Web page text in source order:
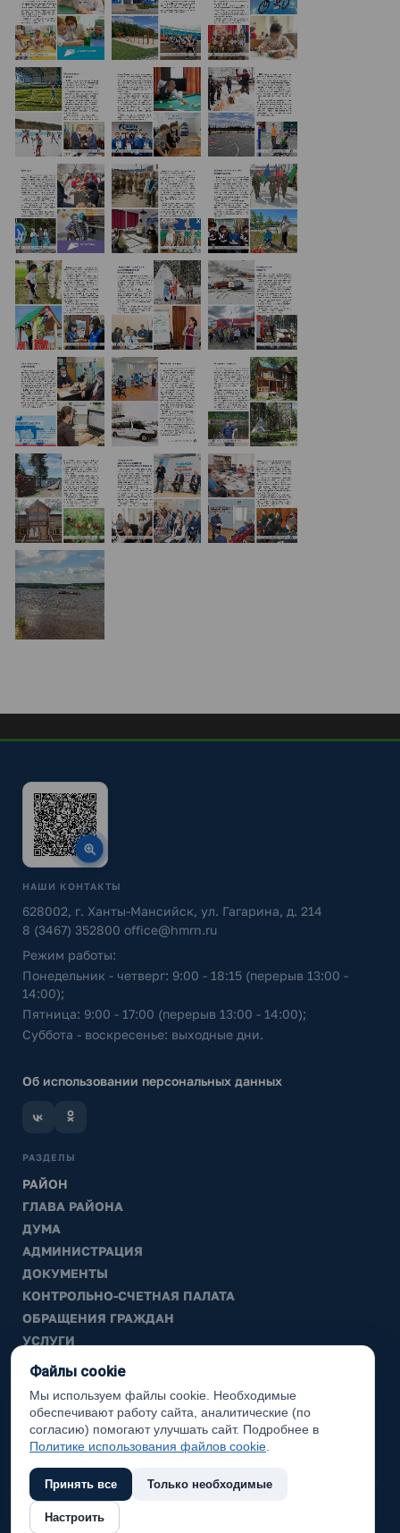
НАШИ КОНТАКТЫ
628002, г. Ханты-Мансийск, ул. Гагарина, д. 214
8 (3467) 352800 office@hmrn.ru
Режим работы:
Понедельник - четверг: 9:00 - 18:15 (перерыв 13:00 -
14:00);
Пятница: 9:00 - 17:00 (перерыв 13:00 - 14:00);
Суббота - воскресенье: выходные дни.
Об использовании персональных данных
РАЗДЕЛЫ
РАЙОН
ГЛАВА РАЙОНА
ДУМА
АДМИНИСТРАЦИЯ
ДОКУМЕНТЫ
КОНТРОЛЬНО-СЧЕТНАЯ ПАЛАТА
ОБРАЩЕНИЯ ГРАЖДАН
УСЛУГИ
ТИК
ИНФОРМАЦИЯ
Законодательная карта
Карта сайта
(с) 2017 Ханты-Мансийский район, официальный сайт
администрации
Файлы cookie
Мы используем файлы cookie. Необходимые
обеспечивают работу сайта, аналитические (по
согласию) помогают улучшать сайт. Подробнее в
Политике использования файлов cookie
Принять все Только необходимые
Настроить